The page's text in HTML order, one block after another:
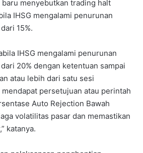
baru menyebutkan trading halt
IHSG mengalami penurunan
15%.
IHSG mengalami penurunan
20% dengan ketentuan sampai
atau lebih dari satu sesi
persetujuan atau perintah
Auto Rejection Bawah
volatilitas pasar dan memastikan
katanya.